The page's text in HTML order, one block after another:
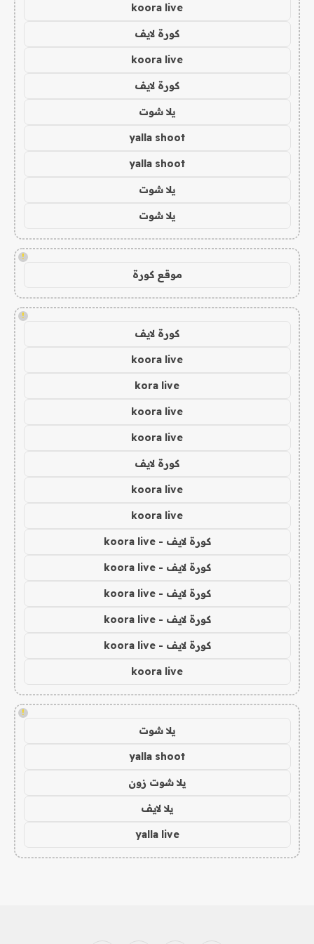
koora live
كورة لايف
koora live
كورة لايف
يلا شوت
yalla shoot
yalla shoot
يلا شوت
يلا شوت
!
موقع كورة
!
كورة لايف
koora live
kora live
koora live
koora live
كورة لايف
koora live
koora live
كورة لايف - koora live
كورة لايف - koora live
كورة لايف - koora live
كورة لايف - koora live
كورة لايف - koora live
koora live
!
يلا شوت
yalla shoot
يلا شوت زون
يلا لايف
yalla live